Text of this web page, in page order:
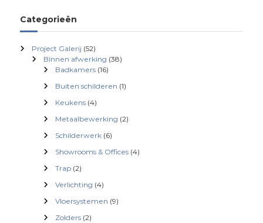
e
r
Categorieën
Project Galerij (52)
Binnen afwerking (38)
Badkamers (16)
Buiten schilderen (1)
Keukens (4)
Metaalbewerking (2)
Schilderwerk (6)
Showrooms & Offices (4)
Trap (2)
Verlichting (4)
Vloersystemen (9)
Zolders (2)